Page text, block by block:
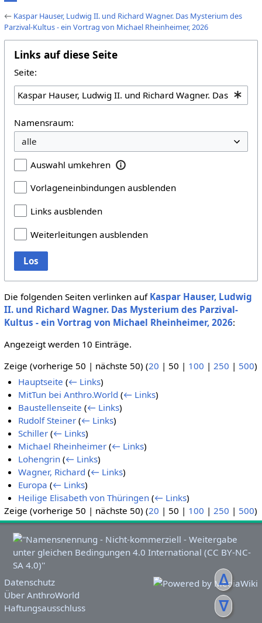
ᐃ
ᐁ
← Kaspar Hauser, Ludwig II. und Richard Wagner. Das Mysterium des
Parzival-Kultus - ein Vortrag von Michael Rheinheimer, 2026
Links auf diese Seite
Seite:
Namensraum:
Auswahl umkehren
Vorlageneinbindungen ausblenden
Links ausblenden
Weiterleitungen ausblenden
Los
Die folgenden Seiten verlinken auf Kaspar Hauser, Ludwig
II. und Richard Wagner. Das Mysterium des Parzival-
Kultus - ein Vortrag von Michael Rheinheimer, 2026:
Angezeigt werden 10 Einträge.
Zeige (vorherige 50 | nächste 50) (20 | 50 | 100 | 250 | 500)
Hauptseite (← Links)
MitTun bei Anthro.World (← Links)
Baustellenseite (← Links)
Rudolf Steiner (← Links)
Schiller (← Links)
Michael Rheinheimer (← Links)
Lohengrin (← Links)
Wagner, Richard (← Links)
Europa (← Links)
Heilige Elisabeth von Thüringen (← Links)
Zeige (vorherige 50 | nächste 50) (20 | 50 | 100 | 250 | 500)
Datenschutz
Über AnthroWorld
Haftungsausschluss